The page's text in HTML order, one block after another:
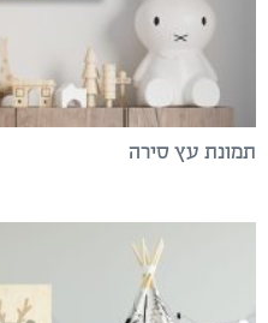
תמונת עץ סירה